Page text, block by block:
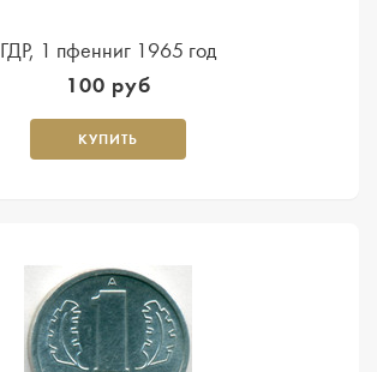
ГДР, 1 пфенниг 1965 год
100 руб
КУПИТЬ